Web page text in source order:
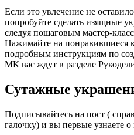
Если это увлечение не
попробуйте сделать изящные
следуя пошаговым мастер-
Нажимайте на понравившиеся
подробным инструкциям по
МК вас ждут в разделе
Сутажные
Подписывайтесь на пост (
галочку) и вы первые узнаете